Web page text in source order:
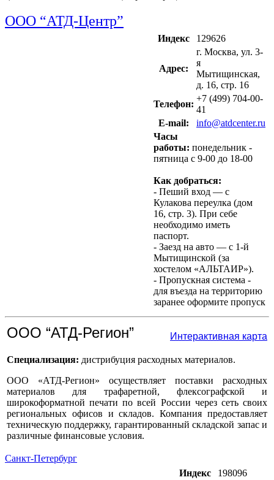
ООО “АТД-Центр”
Индекс 129626
Адрес:
г. Москва, ул. 3-
я
Мытищинская,
д. 16, стр. 16
Телефон:
+7 (499) 704-00-
41
Е-mail:
info@atdcenter.ru
Часы
работы: понедельник -
пятница с 9-00 до 18-00
Как добраться:
- Пеший вход — с
Кулакова переулка (дом
16, стр. 3). При себе
необходимо иметь
паспорт.
- Заезд на авто — с 1-й
Мытищинской (за
хостелом «АЛЬТАИР»).
- Пропускная система -
для въезда на территорию
заранее оформите пропуск
ООО “АТД-Регион” Интерактивная карта
Специализация: дистрибуция расходных материалов.
ООО «АТД-Регион» осуществляет поставки расходных
материалов для трафаретной, флексографской и
широкоформатной печати по всей России через сеть своих
региональных офисов и складов. Компания предоставляет
техническую поддержку, гарантированный складской запас и
различные финансовые условия.
Санкт-Петербург
Индекс
198096